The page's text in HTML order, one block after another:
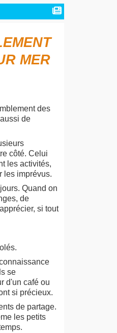
MER
des
de
côté. Celui
les activités,
les imprévus.
Quand on
de
si tout
se
d'un café ou
si précieux.
de partage.
les petits